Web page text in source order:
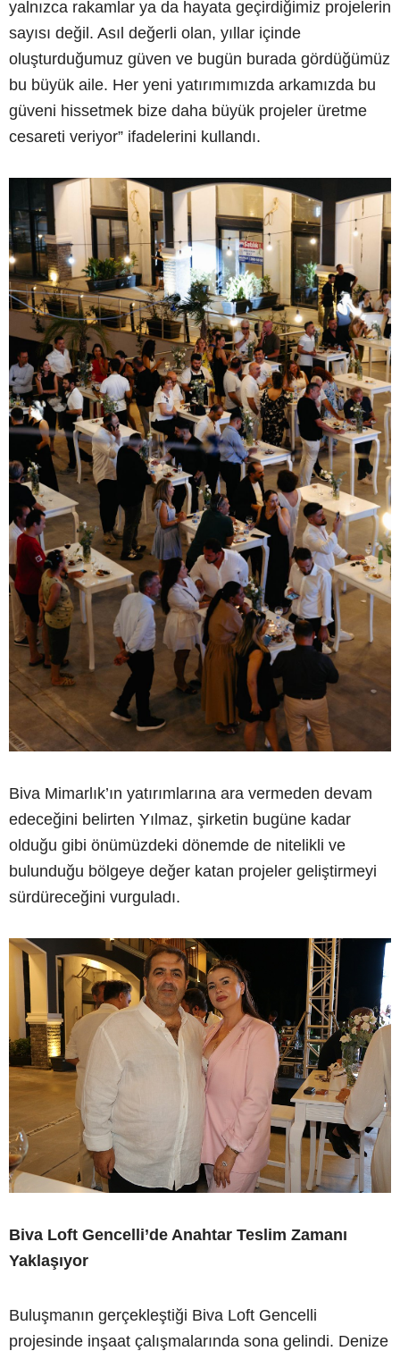
yalnızca rakamlar ya da hayata geçirdiğimiz projelerin
sayısı değil. Asıl değerli olan, yıllar içinde
oluşturduğumuz güven ve bugün burada gördüğümüz
bu büyük aile. Her yeni yatırımımızda arkamızda bu
güveni hissetmek bize daha büyük projeler üretme
cesareti veriyor” ifadelerini kullandı.
Biva Mimarlık’ın yatırımlarına ara vermeden devam
edeceğini belirten Yılmaz, şirketin bugüne kadar
olduğu gibi önümüzdeki dönemde de nitelikli ve
bulunduğu bölgeye değer katan projeler geliştirmeyi
sürdüreceğini vurguladı.
Biva Loft Gencelli’de Anahtar Teslim Zamanı
Yaklaşıyor
Buluşmanın gerçekleştiği Biva Loft Gencelli
projesinde inşaat çalışmalarında sona gelindi. Denize